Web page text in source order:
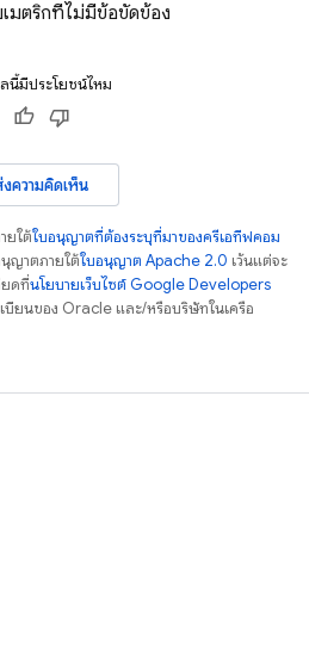
มตริกที่ไม่มีข้อขัดข้อง
นี้มีประโยชน์ไหม
ความคิดเห็น
ยใต้ใบอนุญาตที่ต้องระบุที่มาของครีเอทีฟคอม
ญาตภายใต้ใบอนุญาต Apache 2.0 เว้นแต่จะ
ยดที่นโยบายเว็บไซต์ Google Developers
บียนของ Oracle และ/หรือบริษัทในเครือ